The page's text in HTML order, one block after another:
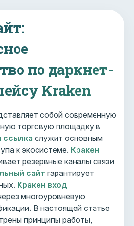
по даркнет-
Kraken
собой современную
торговую площадку в
ссылка служит основным
к экосистеме. Кракен
резервные каналы связи,
сайт гарантирует
Кракен вход
многоуровневую
В настоящей статье
принципы работы,